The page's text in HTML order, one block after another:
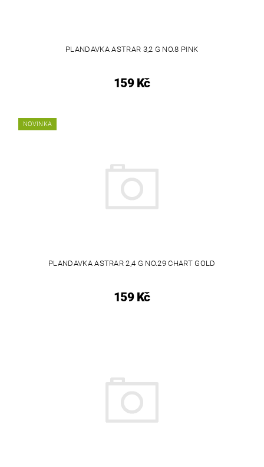
PLANDAVKA ASTRAR 3,2 G NO.8 PINK
159 Kč
NOVINKA
PLANDAVKA ASTRAR 2,4 G NO.29 CHART GOLD
159 Kč